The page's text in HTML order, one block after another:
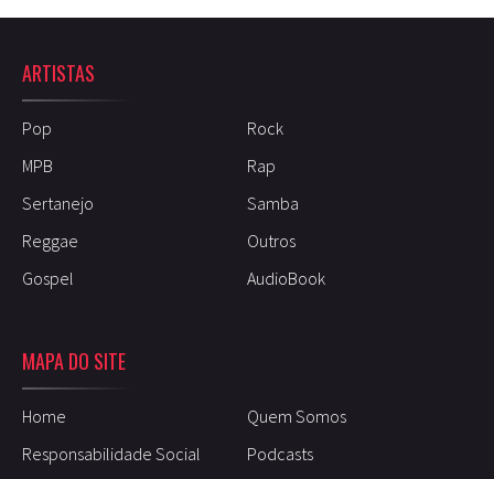
ARTISTAS
Pop
Rock
MPB
Rap
Sertanejo
Samba
Reggae
Outros
Gospel
AudioBook
MAPA DO SITE
Home
Quem Somos
Responsabilidade Social
Podcasts